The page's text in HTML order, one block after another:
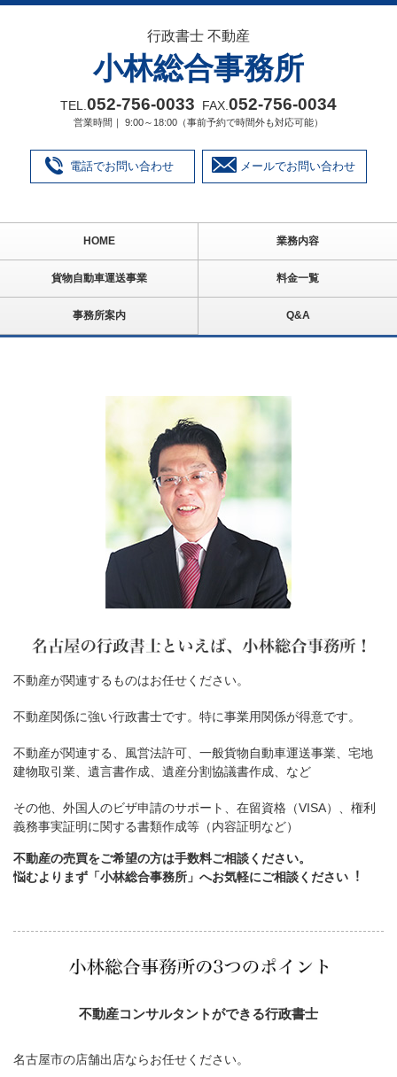
行政書士 不動産
小林総合事務所
TEL. 052‐756‐0033 FAX. 052‐756‐0034
営業時間｜ 9:00～18:00（事前予約で時間外も対応可能）
電話でお問い合わせ メールでお問い合わせ
HOME 業務内容
貨物自動車運送事業 料金一覧
事務所案内 Q&A
不動産が関連するものはお任せください。
不動産関係に強い行政書士です。特に事業用関係が得意です。
不動産が関連する、風営法許可、一般貨物自動車運送事業、宅地
建物取引業、遺言書作成、遺産分割協議書作成、など
その他、外国人のビザ申請のサポート、在留資格（VISA）、権利
義務事実証明に関する書類作成等（内容証明など）
不動産の売買をご希望の方は手数料ご相談ください。
悩むよりまず「小林総合事務所」へお気軽にご相談ください︕
不動産コンサルタントができる行政書士
名古屋市の店舗出店ならお任せください。